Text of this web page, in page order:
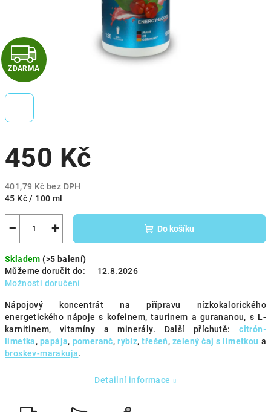
450 Kč
401,79 Kč bez DPH
Měrná
45 Kč / 100 ml
+
− Do košíku
Skladem(>5 balení)
Můžeme doručit do:
12.8.2026
Možnosti doručení
Nápojový koncentrát na přípravu nízkokalorického
energetického nápoje s kofeinem, taurinem a gurananou, s L-
karnitinem, vitamíny a minerály. Další příchutě:citrón-
limetka,papája, pomeranč,rybíz,třešeň, zelený čaj s limetkou a
broskev-marakuja.
Detailní informace
Z
D
M
A
ZDARMA